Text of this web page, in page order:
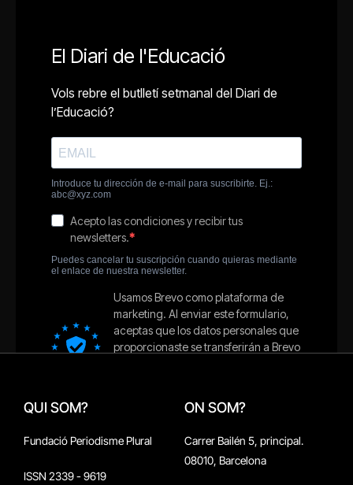
QUI SOM?
Fundació Periodisme Plural
ISSN 2339 - 9619
ON SOM?
Carrer Bailén 5, principal.
08010, Barcelona